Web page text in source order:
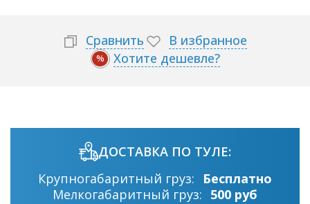
Сравнить В избранное
% Хотите дешевле?
ДОСТАВКА ПО ТУЛЕ:
Крупногабаритный груз:
Бесплатно
Мелкогабаритный груз: 500 руб